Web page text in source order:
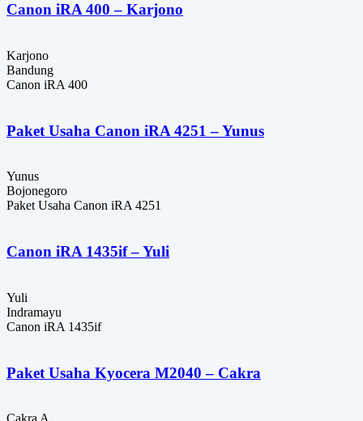
Canon iRA 400 – Karjono
Karjono
Bandung
Canon iRA 400
Paket Usaha Canon iRA 4251 – Yunus
Yunus
Bojonegoro
Paket Usaha Canon iRA 4251
Canon iRA 1435if – Yuli
Yuli
Indramayu
Canon iRA 1435if
Paket Usaha Kyocera M2040 – Cakra